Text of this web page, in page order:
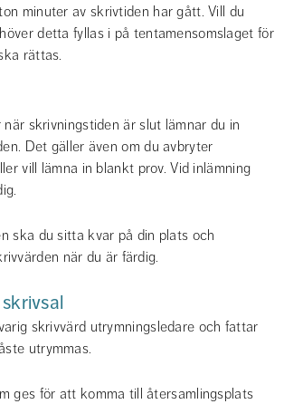
minuter av skrivtiden har gått. Vill du
detta fyllas i på tentamensomslaget för
rättas.
skrivningstiden är slut lämnar du in
Det gäller även om du avbryter
vill lämna in blankt prov. Vid inlämning
ska du sitta kvar på din plats och
när du är färdig.
skrivvärd utrymningsledare och fattar
utrymmas.
ges för att komma till återsamlingsplats